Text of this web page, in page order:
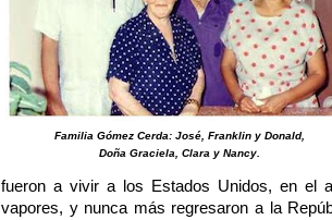
Familia Gómez Cerda: José, Franklin y Donald,
Doña Graciela, Clara y Nancy.
fueron a vivir a los Estados Unidos, en el
vapores, y nunca más regresaron a la